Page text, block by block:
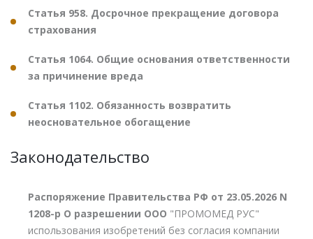
Статья 958. Досрочное прекращение договора
страхования
Статья 1064. Общие основания ответственности
за причинение вреда
Статья 1102. Обязанность возвратить
неосновательное обогащение
Законодательство
Распоряжение Правительства РФ от 23.05.2026 N
1208-р О разрешении ООО "ПРОМОМЕД РУС"
использования изобретений без согласия компании